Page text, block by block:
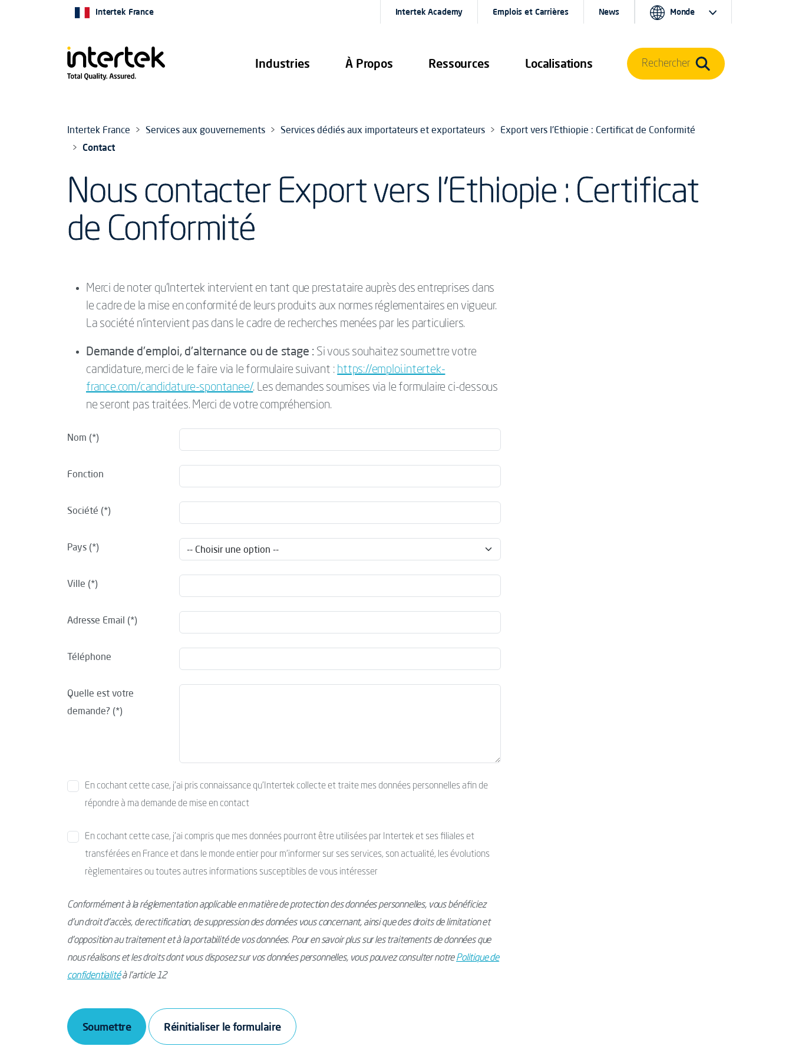
Industries À Propos Ressources Localisations
Intertek France Intertek Academy Emplois et Carrières News Monde
Rechercher
Intertek France Services aux gouvernements Services dédiés aux importateurs et exportateurs
Export vers l'Ethiopie : Certificat de Conformité
Contact
Nous contacter Export vers l'Ethiopie : Certificat
de Conformité
Merci de noter qu’Intertek intervient en tant que prestataire auprès des entreprises dans
le cadre de la mise en conformité de leurs produits aux normes réglementaires en vigueur.
La société n’intervient pas dans le cadre de recherches menées par les particuliers.
Demande d'emploi, d'alternance ou de stage : Si vous souhaitez soumettre votre
candidature, merci de le faire via le formulaire suivant : https://emploi.intertek-
france.com/candidature-spontanee/. Les demandes soumises via le formulaire ci-dessous
ne seront pas traitées. Merci de votre compréhension.
Nom
Fonction
Société
Pays
Ville
Adresse Email
Téléphone
Quelle est votre
demande?
En cochant cette case, j’ai pris connaissance qu’Intertek collecte et traite mes données personnelles afin de
répondre à ma demande de mise en contact
En cochant cette case, j’ai compris que mes données pourront être utilisées par Intertek et ses filiales et
transférées en France et dans le monde entier pour m’informer sur ses services, son actualité, les évolutions
règlementaires ou toutes autres informations susceptibles de vous intéresser
Conformément à la réglementation applicable en matière de protection des données personnelles, vous bénéficiez
d’un droit d’accès, de rectification, de suppression des données vous concernant, ainsi que des droits de limitation et
d’opposition au traitement et à la portabilité de vos données. Pour en savoir plus sur les traitements de données que
nous réalisons et les droits dont vous disposez sur vos données personnelles, vous pouvez consulter notrePolitique de
confidentialitéà l’article 12
Soumettre